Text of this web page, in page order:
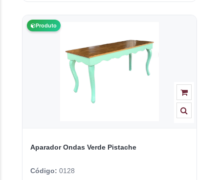
Produto
Aparador Ondas Verde Pistache
Código: 0128